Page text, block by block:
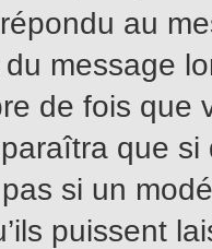
au
message
de fois que
que
si un
puissent